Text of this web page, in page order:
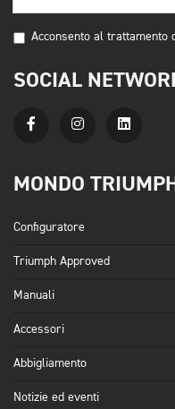
Acconsento al trattamento
SOCIAL
MONDO
Configuratore
Triumph Approved
Manuali
Accessori
Abbigliamento
Notizie ed eventi